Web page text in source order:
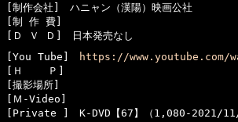
[制作会社]　ハニャン（漢陽）映画公社
[制 作 費]
[Ｄ Ｖ Ｄ]　日本発売なし
[You Tube]
https://www.youtube.com/
[Ｈ    Ｐ]
[撮影場所]
[Ｍ-Video]
[Private ]　K-DVD【67】（1,080-2021/11/